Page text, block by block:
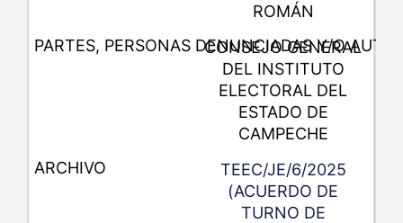
ROMÁN
CONSEJO GENERAL
DEL INSTITUTO
ELECTORAL DEL
ESTADO DE
CAMPECHE
TEEC/JE/6/2025
(ACUERDO DE
TURNO DE